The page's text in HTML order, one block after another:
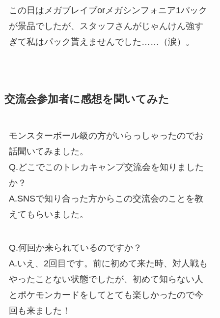
この日はメガブレイブorメガシンフォニア1パック
が景品でしたが、スタッフさんがじゃんけん強す
ぎて私はパック貰えませんでした……（涙）。
交流会参加者に感想を聞いてみた
モンスターボール級の方がいらっしゃったのでお
話聞いてみました。
Q.どこでこのトレカキャンプ交流会を知りました
か？
A.SNSで知り合った方からこの交流会のことを教
えてもらいました。
Q.何回か来られているのですか？
A.いえ、2回目です。前に初めて来た時、対人戦も
やったことない状態でしたが、初めて知らない人
とポケモンカードをしてとても楽しかったので今
回も来ました！